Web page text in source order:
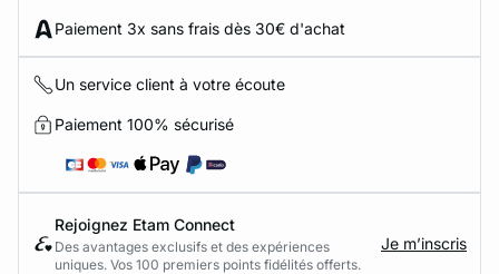
Paiement 3x sans frais dès 30€ d'achat
Un service client à votre écoute
Paiement 100% sécurisé
Rejoignez Etam Connect
Des avantages exclusifs et des expériences
uniques. Vos 100 premiers points fidélités offerts.
Je m’inscris